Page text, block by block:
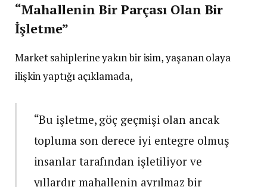
“Mahallenin Bir Parçası Olan Bir
İşletme”
Market sahiplerine yakın bir isim, yaşanan olaya
ilişkin yaptığı açıklamada,
“Bu işletme, göç geçmişi olan ancak
topluma son derece iyi entegre olmuş
insanlar tarafından işletiliyor ve
yıllardır mahallenin ayrılmaz bir